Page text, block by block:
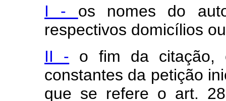
I - os nomes do
respectivos domicílios
II - o fim da citação,
constantes da petição
que se refere o art.